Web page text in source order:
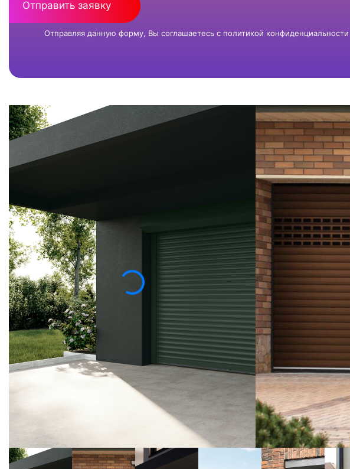
Отправить заявку
Отправляя данную форму, Вы соглашаетесь с политикой конфиденциальности
Их
Он
От
2